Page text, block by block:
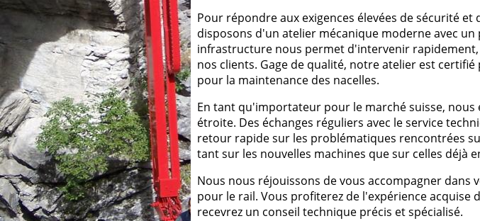
Pour répondre aux exigences élevées de sécurité
disposons d'un atelier mécanique moderne avec
infrastructure nous permet d'intervenir
nos clients. Gage de qualité, notre atelier est certifié
pour la maintenance des nacelles.
En tant qu'importateur pour le marché suisse,
étroite. Des échanges réguliers avec le service
retour rapide sur les problématiques rencontrées
tant sur les nouvelles machines que sur celles déjà
Nous nous réjouissons de vous accompagner
pour le rail. Vous profiterez de l'expérience
recevrez un conseil technique précis et spécialisé.